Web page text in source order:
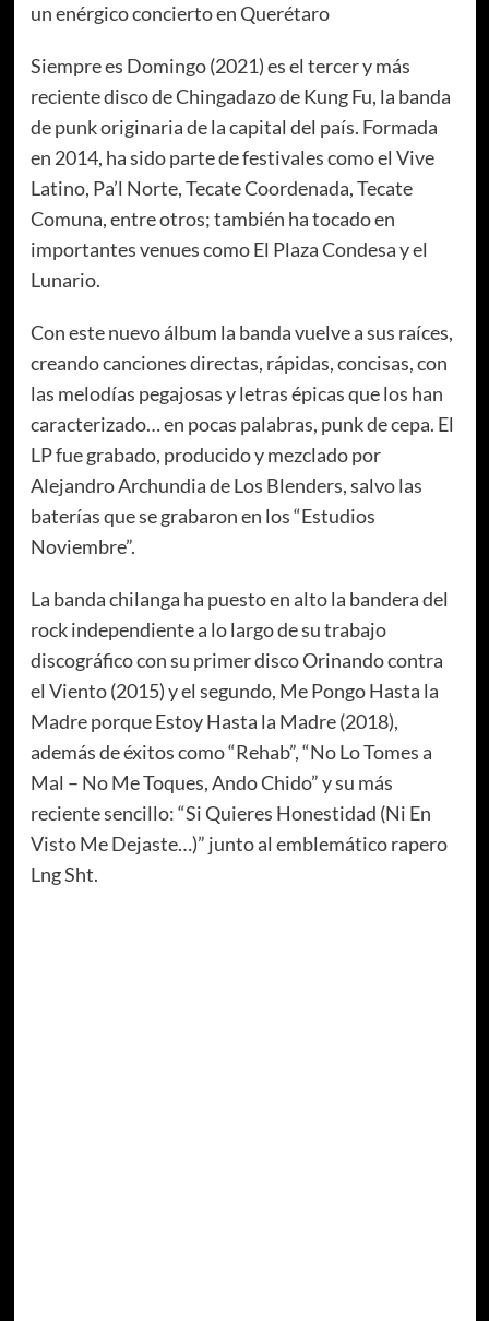
un enérgico concierto en Querétaro
Siempre es Domingo (2021) es el tercer y más
reciente disco de Chingadazo de Kung Fu, la banda
de punk originaria de la capital del país. Formada
en 2014, ha sido parte de festivales como el Vive
Latino, Pa’l Norte, Tecate Coordenada, Tecate
Comuna, entre otros; también ha tocado en
importantes venues como El Plaza Condesa y el
Lunario.
Con este nuevo álbum la banda vuelve a sus raíces,
creando canciones directas, rápidas, concisas, con
las melodías pegajosas y letras épicas que los han
caracterizado… en pocas palabras, punk de cepa. El
LP fue grabado, producido y mezclado por
Alejandro Archundia de Los Blenders, salvo las
baterías que se grabaron en los “Estudios
Noviembre”.
La banda chilanga ha puesto en alto la bandera del
rock independiente a lo largo de su trabajo
discográfico con su primer disco Orinando contra
el Viento (2015) y el segundo, Me Pongo Hasta la
Madre porque Estoy Hasta la Madre (2018),
además de éxitos como “Rehab”, “No Lo Tomes a
Mal – No Me Toques, Ando Chido” y su más
reciente sencillo: “Si Quieres Honestidad (Ni En
Visto Me Dejaste…)” junto al emblemático rapero
Lng Sht.